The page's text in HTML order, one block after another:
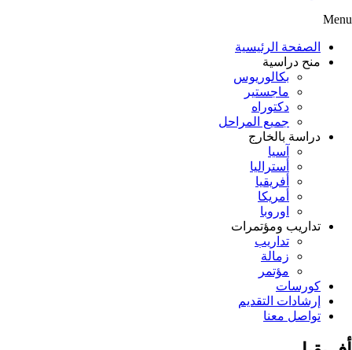
Menu
الصفحة الرئيسية
منح دراسية
بكالوريوس
ماجستير
دكتوراه
جميع المراحل
دراسة بالخارج
آسيا
أستراليا
أفريقيا
أمريكا
اوروبا
تداريب ومؤتمرات
تداريب
زمالة
مؤتمر
كورسات
إرشادات التقديم
تواصل معنا